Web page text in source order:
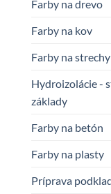
Farby na drevo
Farby na kov
Farby na strechy
Hydroizolácie -
základy
Farby na betón
Farby na plasty
Príprava